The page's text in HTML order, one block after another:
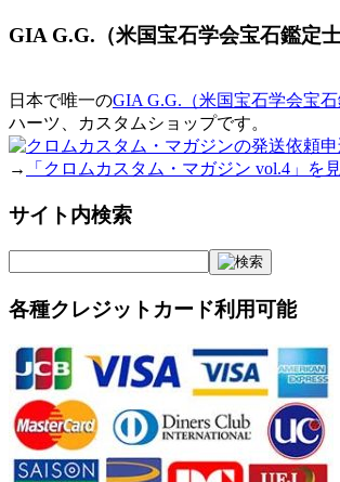
GIA G.G.（米国宝石学会宝石鑑定士
日本で唯一のGIA G.G.（米国宝石学会宝石
ハーツ、カスタムショップです。
→ 「クロムカスタム・マガジン vol.4」を
サイト内検索
各種クレジットカード利用可能